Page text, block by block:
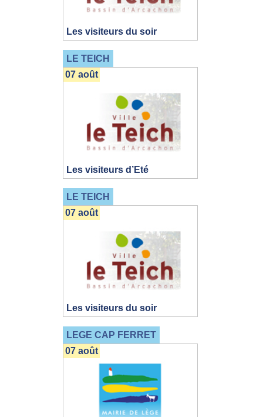
Les visiteurs du soir
LE TEICH
Les visiteurs d’Eté
07 août
LE TEICH
Les visiteurs du soir
07 août
LEGE CAP FERRET
07 août